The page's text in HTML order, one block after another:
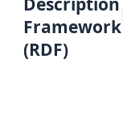
Framework
(RDF)